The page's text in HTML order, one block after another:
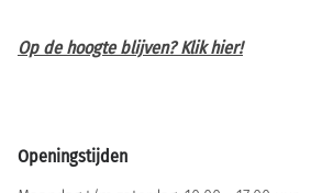
Op de hoogte blijven? Klik hier!
Openingstijden